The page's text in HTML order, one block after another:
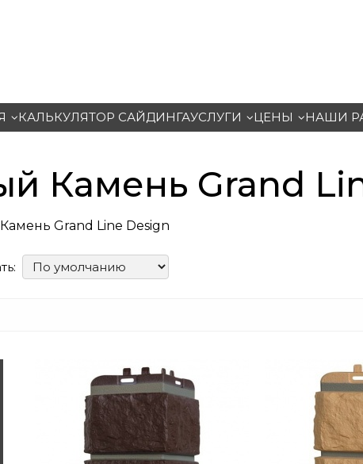
КАЛЬКУЛЯТОР САЙДИНГАУСЛУГИ ЦЕНЫ НАШИ
Камень Grand
Grand Line Design